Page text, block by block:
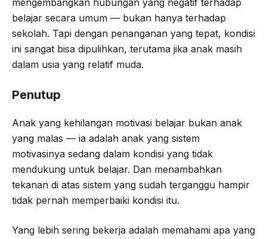
mengembangkan hubungan yang negatif terhadap
belajar secara umum — bukan hanya terhadap
sekolah. Tapi dengan penanganan yang tepat, kondisi
ini sangat bisa dipulihkan, terutama jika anak masih
dalam usia yang relatif muda.
Penutup
Anak yang kehilangan motivasi belajar bukan anak
yang malas — ia adalah anak yang sistem
motivasinya sedang dalam kondisi yang tidak
mendukung untuk belajar. Dan menambahkan
tekanan di atas sistem yang sudah terganggu hampir
tidak pernah memperbaiki kondisi itu.
Yang lebih sering bekerja adalah memahami apa yang